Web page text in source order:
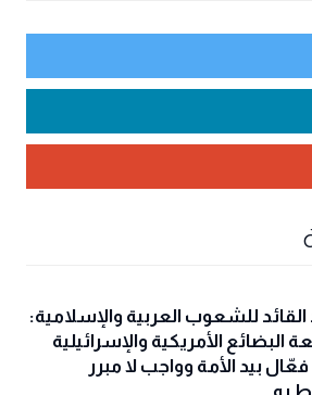
القائد للشعوب العربية والإسلامية:
البضائع الأمريكية والإسرائيلية
بيد الأمة وواجب لا مبرر
به